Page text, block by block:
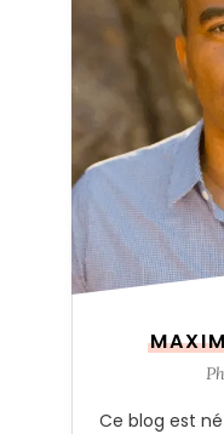
Ce blog est